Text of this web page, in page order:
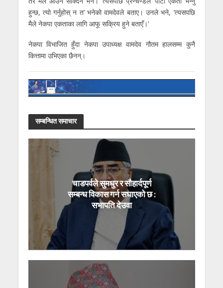
हुन्छ, त्यो गर्नुहोस् न त’ भनेको वामदेवले बताए। उनले भने, ‘त्यसपछि
मैले नेकपा एकताका लागि आफू सक्रिय हुने बताएँ।’
नेकपा विभाजित हुँदा नेकपा उपाध्यक्ष वामदेव गौतम हालसम्म कुनै
कित्तामा उभिएका छैनन्।
सम्बन्धित समाचार
चाडपर्वले सुमधुर र सौहार्दपूर्ण
सम्बन्ध विकास गर्न सघाएको छ :
सभापति देउवा